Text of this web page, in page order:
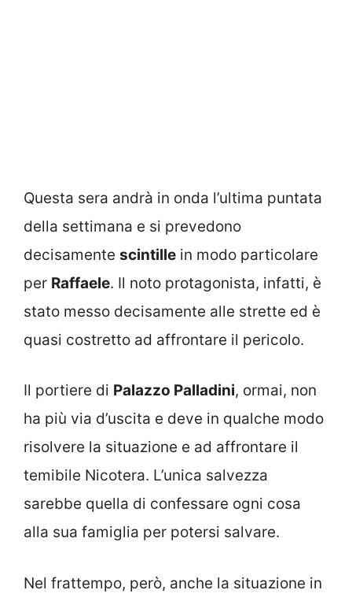
Questa sera andrà in onda l’ultima puntata
della settimana e si prevedono
decisamente scintille in modo particolare
per Raffaele. Il noto protagonista, infatti, è
stato messo decisamente alle strette ed è
quasi costretto ad affrontare il pericolo.
Il portiere di Palazzo Palladini, ormai, non
ha più via d’uscita e deve in qualche modo
risolvere la situazione e ad affrontare il
temibile Nicotera. L’unica salvezza
sarebbe quella di confessare ogni cosa
alla sua famiglia per potersi salvare.
Nel frattempo, però, anche la situazione in